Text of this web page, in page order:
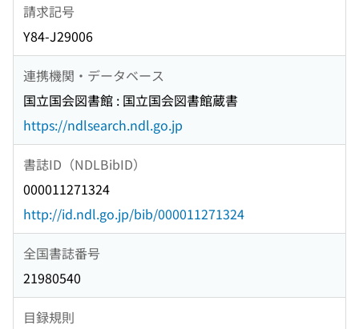
請求記号
Y84-J29006
連携機関・データベース
国立国会図書館 : 国立国会図書館蔵書
https://ndlsearch.ndl.go.jp
書誌ID（NDLBibID）
000011271324
http://id.ndl.go.jp/bib/000011271324
全国書誌番号
21980540
目録規則